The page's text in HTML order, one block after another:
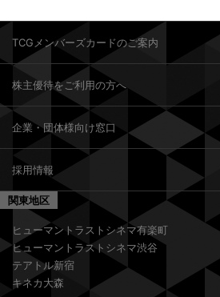
TCGメンバーズカードのご案内
株主優待をご利用の方へ
企業・団体様向け窓口
採用情報
関東地区
ヒューマントラストシネマ有楽町
ヒューマントラストシネマ渋谷
テアトル新宿
キネカ大森